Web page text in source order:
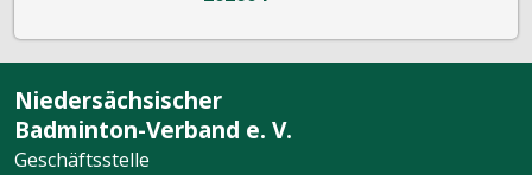
Niedersächsischer
Badminton-Verband e. V.
Geschäftsstelle